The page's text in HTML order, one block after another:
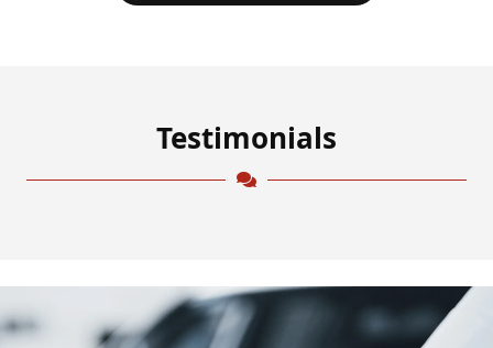
Testimonials